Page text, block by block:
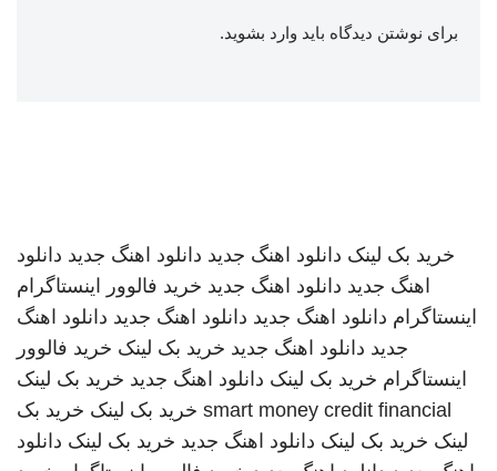
برای نوشتن دیدگاه باید وارد بشوید.
خرید بک لینک دانلود اهنگ جدید دانلود اهنگ جدید دانلود
اهنگ جدید دانلود اهنگ جدید خرید فالوور اینستاگرام
اینستاگرام دانلود اهنگ جدید دانلود اهنگ جدید دانلود اهنگ
جدید دانلود اهنگ جدید خرید بک لینک خرید فالوور
اینستاگرام خرید بک لینک دانلود اهنگ جدید خرید بک لینک
smart money credit financial خرید بک لینک خرید بک
لینک خرید بک لینک دانلود اهنگ جدید خرید بک لینک دانلود